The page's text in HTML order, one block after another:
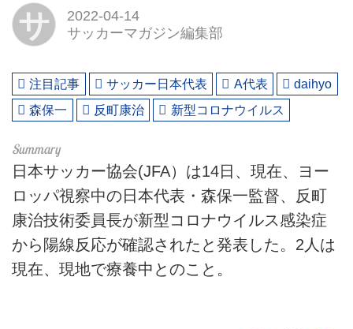
サ
2022-04-14
サッカーマガジン編集部
注目記事 サッカー日本代表 A代表
daihyo
森保一
反町康治 新型コロナウイルス
日本サッカー協会(JFA）は14日、現在、ヨー
ロッパ視察中の日本代表・森保一監督、反町
康治技術委員長が新型コロナウイルス感染症
から陽線反応が確認されたと発表した。2人は
現在、現地で療養中とのこと。